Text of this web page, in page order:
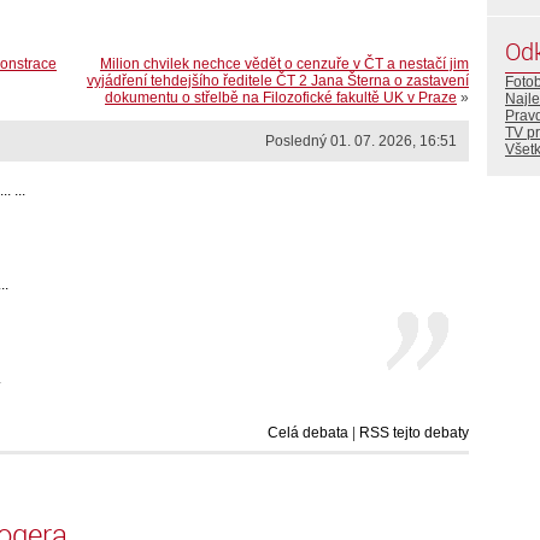
Milion chvilek nechce vědět o cenzuře v ČT a nestačí jim
vyjádření tehdejšího ředitele ČT 2 Jana Šterna o zastavení
dokumentu o střelbě na Filozofické fakultě UK v Praze »
Posledný 01. 07. 2026, 16:51
...
Celá debata RSS tejto debaty
TV